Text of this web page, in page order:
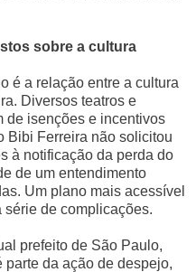
sobre a cultura
é a relação entre a cultura
Diversos teatros e
de isenções e incentivos
Bibi Ferreira não solicitou
à notificação da perda do
de um entendimento
Um plano mais acessível
de complicações.
prefeito de São Paulo,
da ação de despejo,